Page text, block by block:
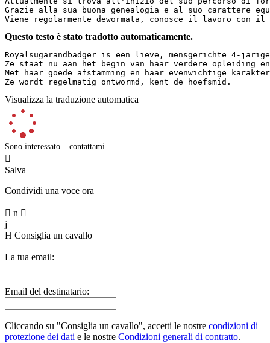
Grazie alla sua buona genealogia e al suo
Viene regolarmente dewormata, conosce il lavoro con
Questo testo è stato tradotto automaticamente.
Royalsugarandbadger is een lieve, mensgerichte 4-
Ze staat nu aan het begin van haar verdere opleiding
Met haar goede afstamming en haar evenwichtige
Ze wordt regelmatig ontwormd, kent de hoefsmid.
Visualizza la traduzione automatica
Sono interessato – contattami

Salva
Condividi una voce ora
 n 
j
H Consiglia un cavallo
La tua email:
Email del destinatario:
Cliccando su "Consiglia un cavallo", accetti le nostre condizioni di
protezione dei dati e le nostre Condizioni generali di contratto.